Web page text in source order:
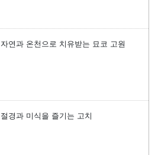
자연과 온천으로 치유받는 묘코 고원
절경과 미식을 즐기는 고치